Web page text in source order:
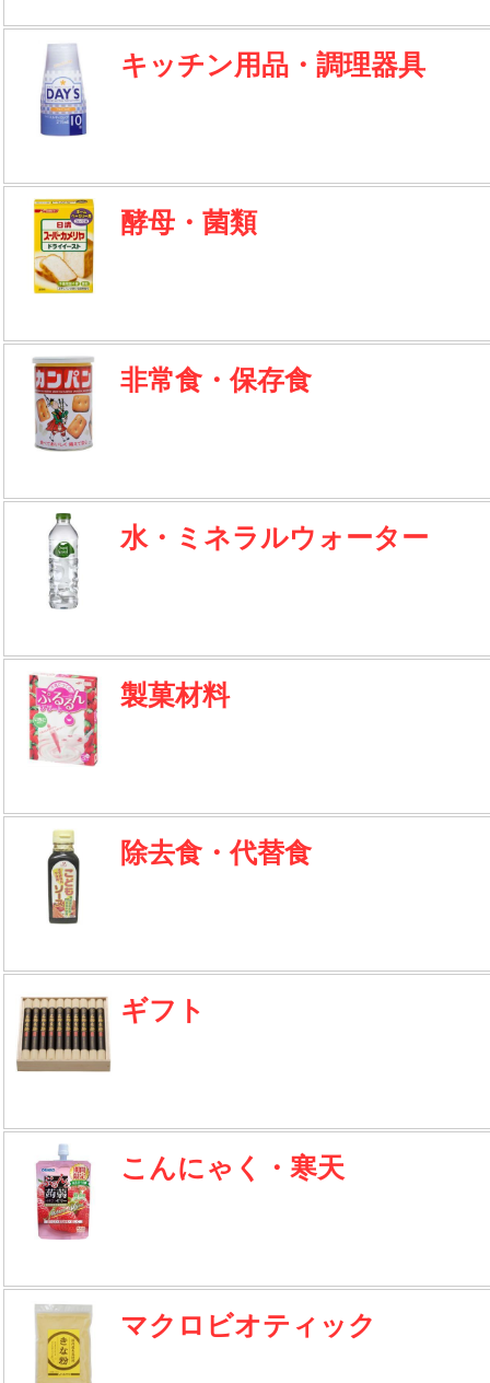
キッチン用品・調理器具
酵母・菌類
非常食・保存食
水・ミネラルウォーター
製菓材料
除去食・代替食
ギフト
こんにゃく・寒天
マクロビオティック